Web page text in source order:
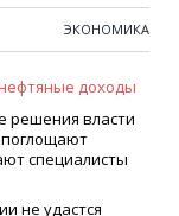
ЭКОНОМИКА
решения власти
специалисты
не удастся